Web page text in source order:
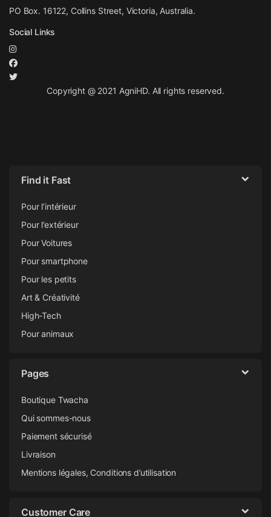
PO Box. 16122, Collins Street, Victoria, Australia.
Social Links
Copyright @ 2021 AgniHD. All rights reserved.
Find it Fast
Pour l’intérieur
Pour l’extérieur
Pour Voitures
Pour smartphone
Pour les petits
Art & Créativité
High-Tech
Pour animaux
Pages
Boutique Twacha
Qui sommes-nous
Paiement sécurisé
Livraison
Mentions légales, Conditions d’utilisation
Customer Care